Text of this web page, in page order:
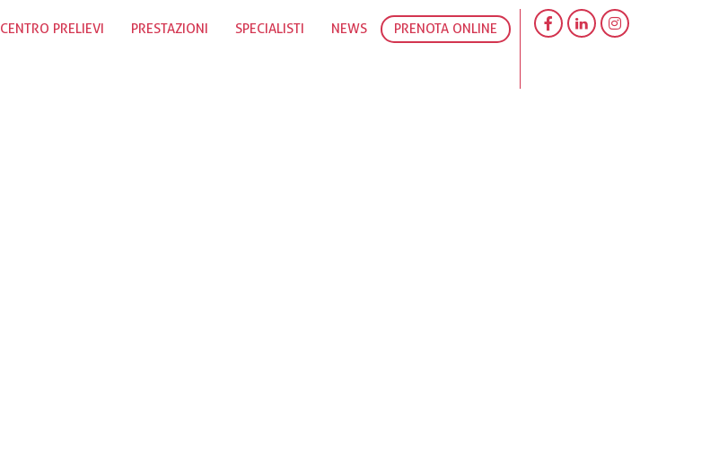
CENTRO PRELIEVI PRESTAZIONI SPECIALISTI NEWS PRENOTA ONLINE